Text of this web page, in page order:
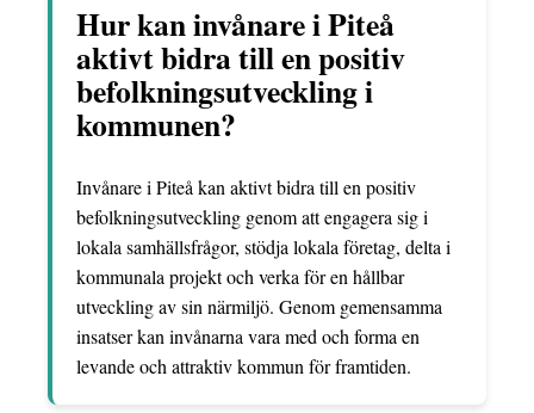
Hur kan invånare i Piteå
aktivt bidra till en positiv
befolkningsutveckling i
kommunen?
Invånare i Piteå kan aktivt bidra till en positiv
befolkningsutveckling genom att engagera sig i
lokala samhällsfrågor, stödja lokala företag, delta i
kommunala projekt och verka för en hållbar
utveckling av sin närmiljö. Genom gemensamma
insatser kan invånarna vara med och forma en
levande och attraktiv kommun för framtiden.